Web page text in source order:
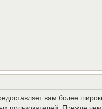
вам более